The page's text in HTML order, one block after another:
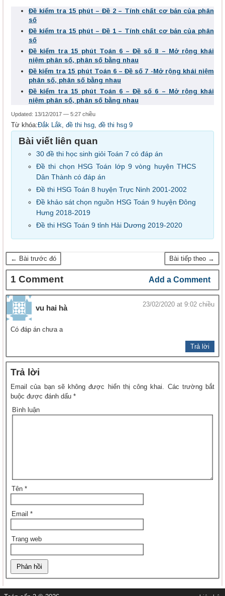
Đề kiểm tra 15 phút – Đề 2 – Tính chất cơ bản của phân
số
Đề kiểm tra 15 phút – Đề 1 – Tính chất cơ bản của phân
số
Đề kiểm tra 15 phút Toán 6 – Đề số 8 – Mở rộng khái
niệm phân số, phân số bằng nhau
Đề kiểm tra 15 phút Toán 6 – Đề số 7 -Mở rộng khái niệm
phân số, phân số bằng nhau
Đề kiểm tra 15 phút Toán 6 – Đề số 6 – Mở rộng khái
niệm phân số, phân số bằng nhau
Updated: 13/12/2017 — 5:27 chiều
Từ khóa:Đắk Lắk đề thi hsg đề thi hsg 9
Bài viết liên quan
30 đề thi học sinh giỏi Toán 7 có đáp án
Đề thi chọn HSG Toán lớp 9 vòng huyện THCS
Dân Thành có đáp án
Đề thi HSG Toán 8 huyện Trực Ninh 2001-2002
Đề khảo sát chọn nguồn HSG Toán 9 huyện Đông
Hưng 2018-2019
Đề thi HSG Toán 9 tỉnh Hải Dương 2019-2020
← Bài trước đó Bài tiếp theo →
1 Comment Add a Comment
vu hai hà 23/02/2020 at 9:02 chiều
Có đáp án chưa a
Trả lời
Trả lời
Email của bạn sẽ không được hiển thị công khai.
Các trường bắt
buộc được đánh dấu *
Bình luận
Tên *
Email *
Trang web